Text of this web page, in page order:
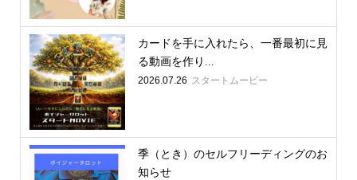
カードを手に入れたら、一番最初に見
る動画を作り...
2026.07.26 スタートムービー
季（とき）のセルフリーディングのお
知らせ